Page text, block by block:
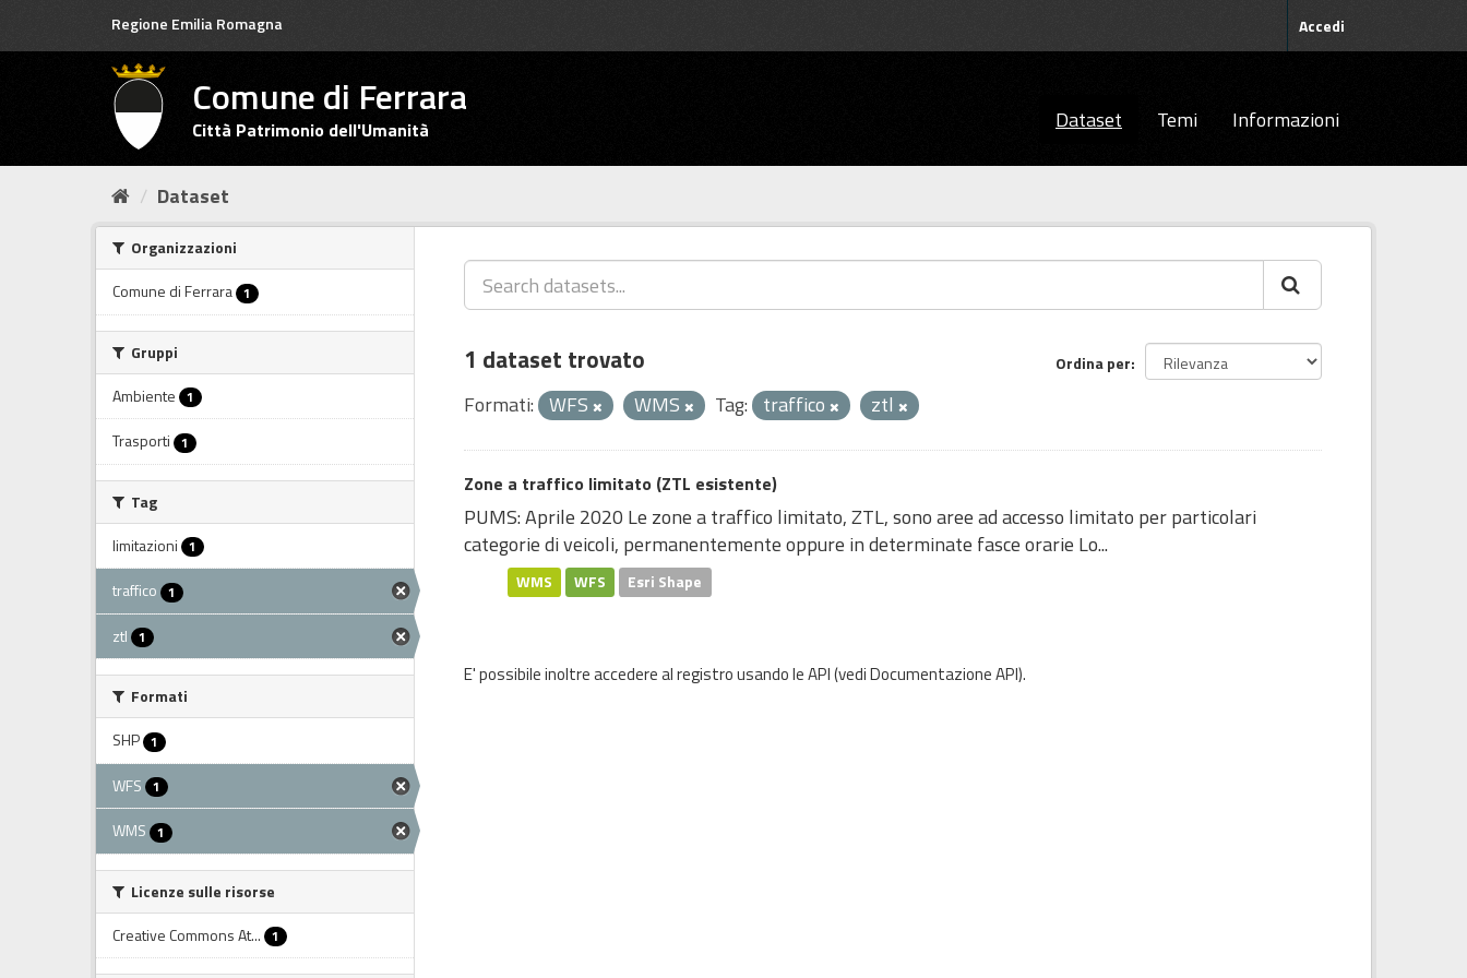
Regione Emilia Romagna Accedi
Comune di Ferrara
Città Patrimonio dell'Umanità Dataset Temi Informazioni
Dataset
Organizzazioni
Comune di Ferrara 1
Gruppi
Ambiente 1
Trasporti 1
Tag
limitazioni 1
traffico 1
ztl 1
Formati
SHP 1
WFS 1
WMS 1
Licenze sulle risorse
Creative Commons At... 1
Ordina per
1 dataset trovato
Formati: WFS WMS Tag: traffico ztl
Zone a traffico limitato (ZTL esistente)
PUMS: Aprile 2020 Le zone a traffico limitato, ZTL, sono aree ad accesso limitato per particolari
categorie di veicoli, permanentemente oppure in determinate fasce orarie Lo...
WMS WFS Esri Shape
E' possibile inoltre accedere al registro usando leAPI(vediDocumentazione API).